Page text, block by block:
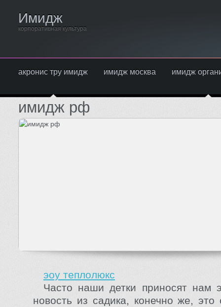
Имидж
корпоративная культура
акронис тру имидж имидж москва имидж
имидж рф
эоу теплолюкс
Часто наши детки приносят нам
новость из садика, конечно же, это